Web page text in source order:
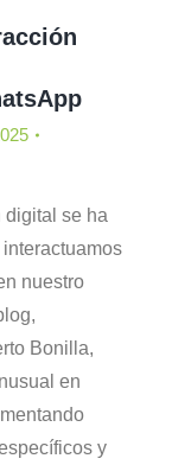
digital se ha
nuestro
Bonilla,
en
y